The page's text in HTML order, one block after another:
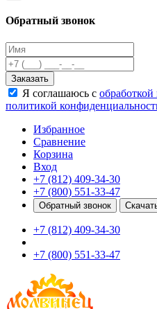
Домики-беседки
Развивающие игровые
ПДД для детей
Безопасные покрытия
Спортивные комплексы
Входные арки
Информационные
Ограждения
Для детей с
Школам
Игровые комплексы от
Спортивные элементы
Тренажеры
Теннисные столы
Спортивные ворота
Спортивные стойки
Обратный звонок
Заказать
Я соглашаюсь с
политикой
Избранное
Сравнение
Корзина
Вход
+7 (812) 409-34-30
+7 (800) 551-33-47
Обратный звонок
+7 (812) 409-34-30
+7 (800) 551-33-47